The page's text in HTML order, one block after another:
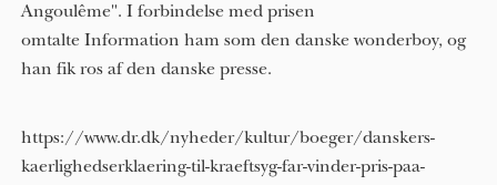
Angoulême". I forbindelse med prisen
omtalte Information ham som den danske wonderboy, og
han fik ros af den danske presse.
https://www.dr.dk/nyheder/kultur/boeger/danskers-
kaerlighedserklaering-til-kraeftsyg-far-vinder-pris-paa-